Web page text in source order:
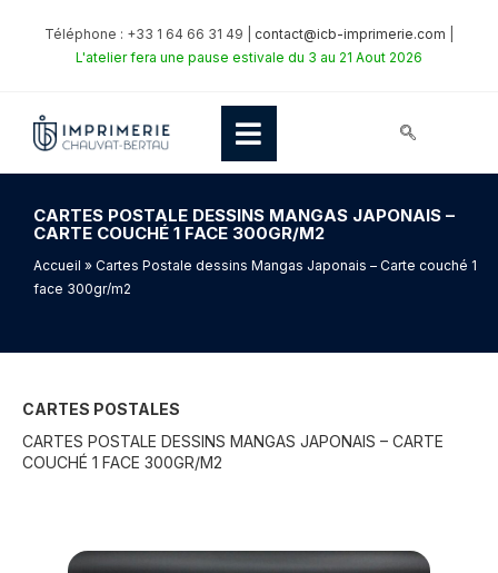
Téléphone : +33 1 64 66 31 49 | contact@icb-imprimerie.com
L'atelier fera une pause estivale du 3 au 21 Aout 2026
CARTES POSTALE DESSINS MANGAS JAPONAIS –
CARTE COUCHÉ 1 FACE 300GR/M2
Accueil » Cartes Postale dessins Mangas Japonais – Carte couché 1
face 300gr/m2
CARTES POSTALES
CARTES POSTALE DESSINS MANGAS JAPONAIS – CARTE
COUCHÉ 1 FACE 300GR/M2